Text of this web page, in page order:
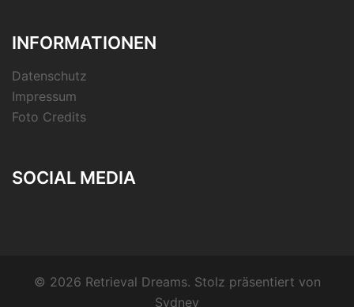
INFORMATIONEN
Datenschutz
Impressum
Foto Credits
SOCIAL MEDIA
© 2026 Retrieval Dreams. Stolz präsentiert von
Sydney